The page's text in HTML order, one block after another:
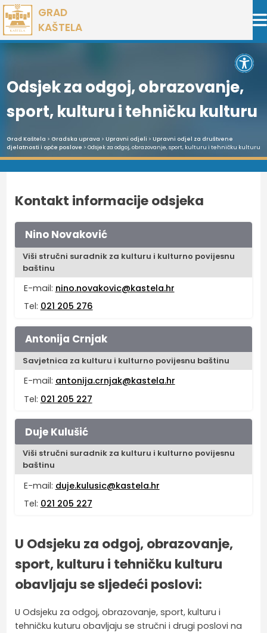
Preskoči
na
sadržaj
GRAD
KAŠTELA
Odsjek za odgoj, obrazovanje,
sport, kulturu i tehničku kulturu
Grad Kaštela > Gradska uprava > Upravni odjeli > Upravni odjel za društvene
djelatnosti i opće poslove > Odsjek za odgoj, obrazovanje, sport, kulturu i tehničku kulturu
Kontakt informacije odsjeka
Nino Novaković
Viši stručni suradnik za kulturu i kulturno povijesnu
baštinu
E-mail: nino.novakovic@kastela.hr
Tel: 021 205 276
Antonija Crnjak
Savjetnica za kulturu i kulturno povijesnu baštinu
E-mail: antonija.crnjak@kastela.hr
Tel: 021 205 227
Duje Kulušić
Viši stručni suradnik za kulturu i kulturno povijesnu
baštinu
E-mail: duje.kulusic@kastela.hr
Tel: 021 205 227
U Odsjeku za odgoj, obrazovanje,
sport, kulturu i tehničku kulturu
obavljaju se sljedeći poslovi:
U Odsjeku za odgoj, obrazovanje, sport, kulturu i
tehničku kuturu obavljaju se stručni i drugi poslovi na